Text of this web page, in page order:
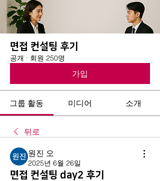
면접 컨설팅 후기
공개 · 회원 250명
가입
그룹 활동 미디어 소개
뒤로
원진 오
2025년 6월 26일
면접 컨설팅 day2 후기